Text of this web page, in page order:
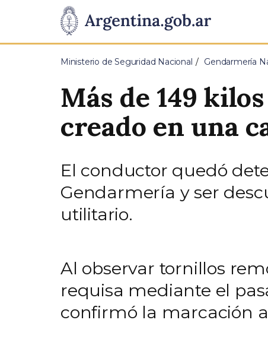
Presidencia
de
Pasar al contenido principal
Ministerio de Seguridad Nacional Gendarmería
Más de 149
creado en una
El conductor quedó
Gendarmería y ser
utilitario.
Al observar tornillos
requisa mediante el
confirmó la marcación